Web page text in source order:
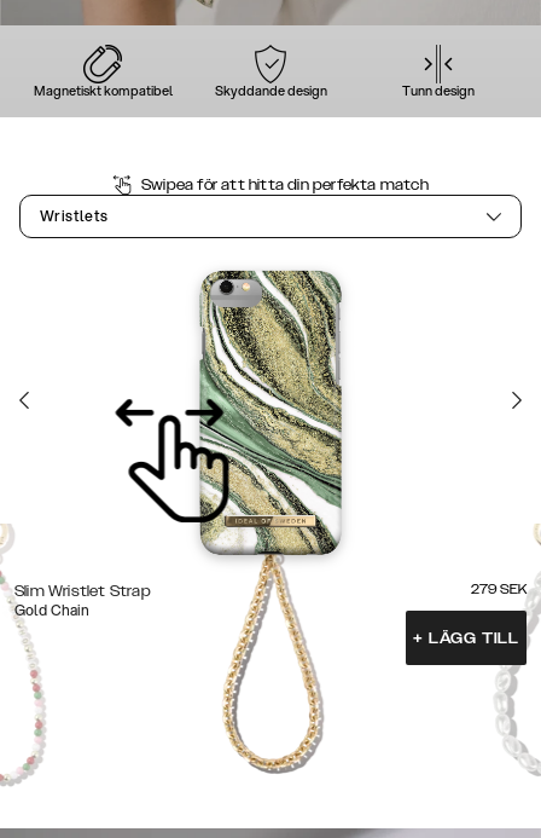
Magnetiskt kompatibel Skyddande design Tunn design
Swipea för att hitta din perfekta match
Wristlets
Slim Wristlet Strap
Gold Chain
279 SEK
+ LÄGG TILL